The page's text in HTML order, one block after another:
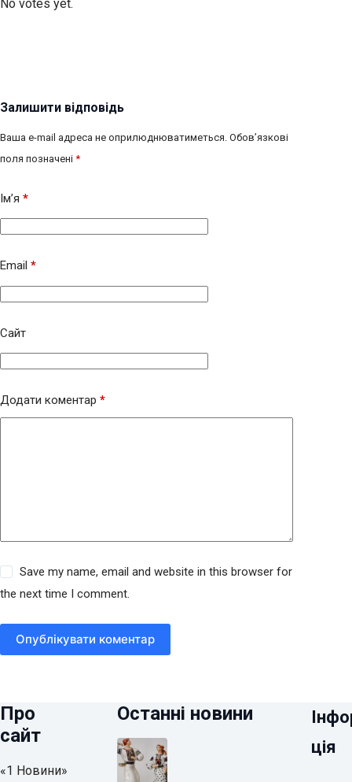
No votes yet.
Залишити відповідь
Ваша e-mail адреса не оприлюднюватиметься. Обов’язкові
поля позначені *
Ім’я *
Email *
Сайт
Додати коментар *
Save my name, email and website in this browser for
the next time I comment.
Опублікувати коментар
Про
сайт
«1 Новини»
Останні новини
ція